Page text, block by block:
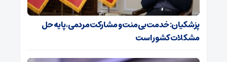
پزشکیان: خدمت بی‌منت و مشارکت مردمی، پایه حل
مشکلات کشور است